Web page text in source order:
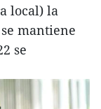
local) la
mantiene
se